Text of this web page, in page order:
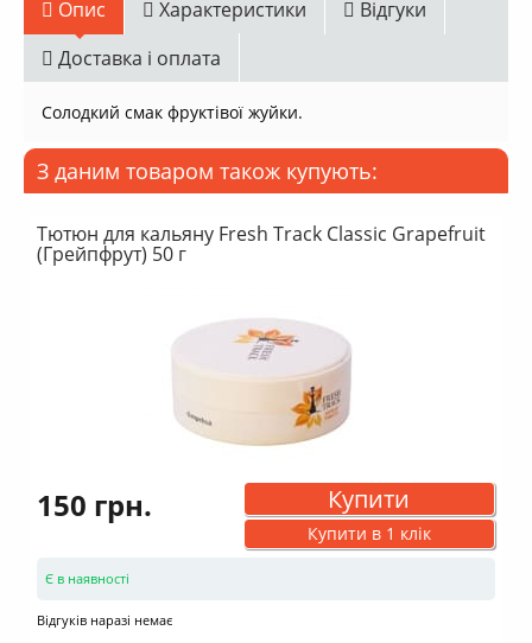
Опис Характеристики
Відгуки
Доставка і оплата
Солодкий смак фруктівої жуйки.
З даним товаром також купують:
Тютюн для кальяну Fresh Track Classic Grapefruit
(Грейпфрут) 50 г
150 грн. Купити
Купити в 1 клік
Є в наявності
Відгуків наразі немає